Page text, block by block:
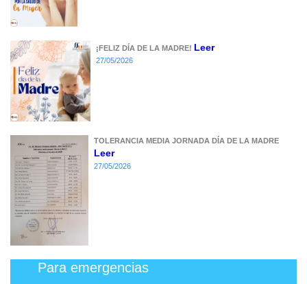
¡FELIZ DÍA DE LA MADRE! Leer
27/05/2026
TOLERANCIA MEDIA JORNADA DÍA DE LA MADRE
Leer
27/05/2026
Para emergencias